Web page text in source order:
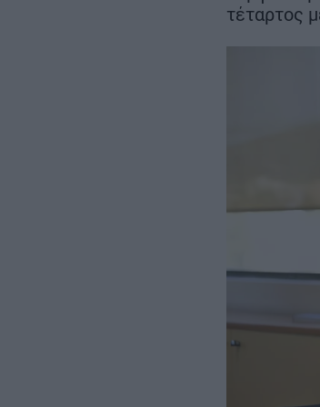
ΜΕΤΑΦΟΡΕΣ -
ΨΗΦΙΑΚΟΣ ΚΟΣΜΟΣ
ΟΙΚΟΝΟΜΙΑ -
τέταρτος